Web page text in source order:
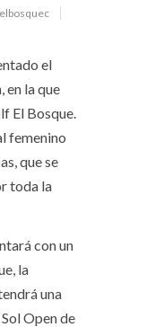
el
en la que
El Bosque.
femenino
que se
toda la
con un
la
una
Open de